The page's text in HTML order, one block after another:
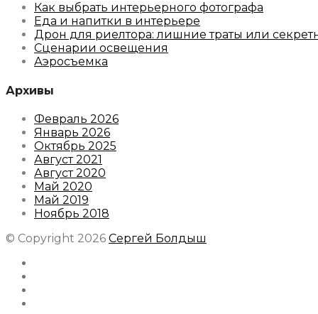
Как выбрать интерьерного фотографа
Еда и напитки в интерьере
Дрон для риелтора: лишние траты или
Сценарии освещения
Аэросъемка
Архивы
Февраль 2026
Январь 2026
Октябрь 2025
Август 2021
Август 2020
Май 2020
Май 2019
Ноябрь 2018
© Copyright 2026 Сергей Болдыш